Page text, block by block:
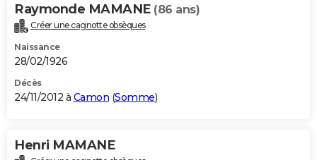
Raymonde MAMANE (86 ans)
Créer une cagnotte obsèques
Naissance
28/02/1926
Décès
24/11/2012 à Camon (Somme)
Henri MAMANE